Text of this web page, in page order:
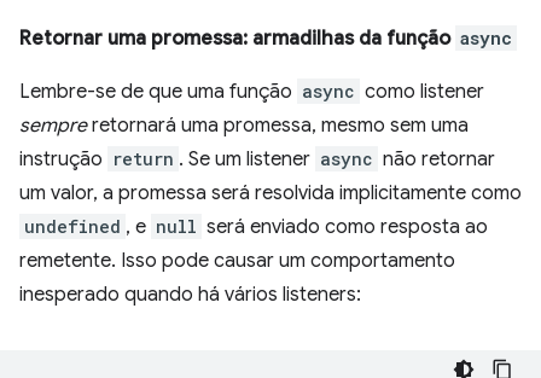
Retornar uma promessa: armadilhas da função async
Lembre-se de que uma função async como listener
sempreretornará uma promessa, mesmo sem uma
instrução return . Se um listener async não retornar
um valor, a promessa será resolvida implicitamente como
undefined , e null será enviado como resposta ao
remetente. Isso pode causar um comportamento
inesperado quando há vários listeners: